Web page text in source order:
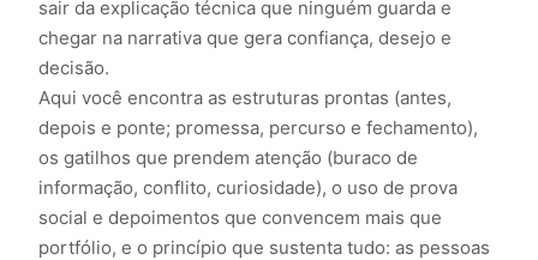
sair da explicação técnica que ninguém guarda e
chegar na narrativa que gera confiança, desejo e
decisão.
Aqui você encontra as estruturas prontas (antes,
depois e ponte; promessa, percurso e fechamento),
os gatilhos que prendem atenção (buraco de
informação, conflito, curiosidade), o uso de prova
social e depoimentos que convencem mais que
portfólio, e o princípio que sustenta tudo: as pessoas